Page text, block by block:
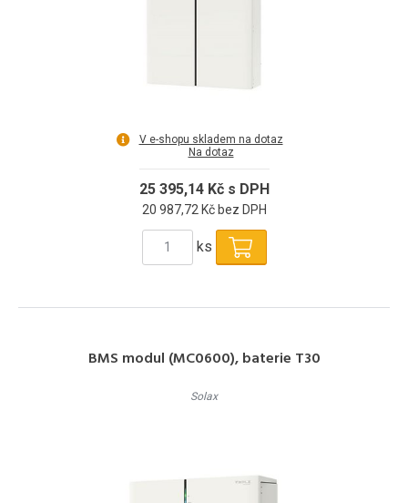
V e-shopu skladem na dotaz
Na dotaz
25 395,14 Kč s DPH
20 987,72 Kč bez DPH
ks
BMS modul (MC0600), baterie T30
Solax